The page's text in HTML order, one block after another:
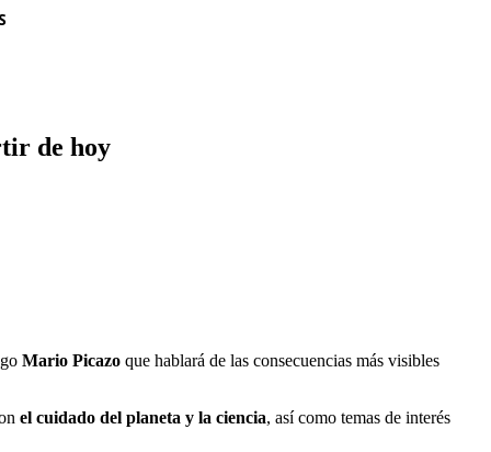
de hoy
Mario Picazo que hablará de las consecuencias más visibles
el cuidado del planeta y la ciencia, así como temas de interés